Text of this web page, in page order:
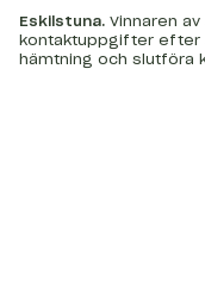
Eskilstuna. Vinnaren
kontaktuppgifter efter
hämtning och slutföra